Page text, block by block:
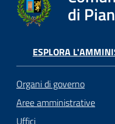
o
n
di
ESPLORA
Organi di governo
Aree amministrative
Uffici